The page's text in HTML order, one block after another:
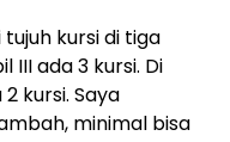
kursi di tiga
III ada 3 kursi. Di
kursi. Saya
minimal bisa